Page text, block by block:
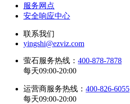
服务网点
安全响应中心
联系我们
yingshi@ezviz.com
萤石服务热线： 400-878-7878
每天09:00-20:00
运营商服务热线： 400-826-6055
每天09:00-20:00